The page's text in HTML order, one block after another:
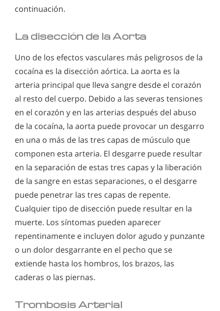
continuación.
La disección de la Aorta
Uno de los efectos vasculares más peligrosos de la
cocaína es la disección aórtica. La aorta es la
arteria principal que lleva sangre desde el corazón
al resto del cuerpo. Debido a las severas tensiones
en el corazón y en las arterias después del abuso
de la cocaína, la aorta puede provocar un desgarro
en una o más de las tres capas de músculo que
componen esta arteria. El desgarre puede resultar
en la separación de estas tres capas y la liberación
de la sangre en estas separaciones, o el desgarre
puede penetrar las tres capas de repente.
Cualquier tipo de disección puede resultar en la
muerte. Los síntomas pueden aparecer
repentinamente e incluyen dolor agudo y punzante
o un dolor desgarrante en el pecho que se
extiende hasta los hombros, los brazos, las
caderas o las piernas.
Trombosis Arterial